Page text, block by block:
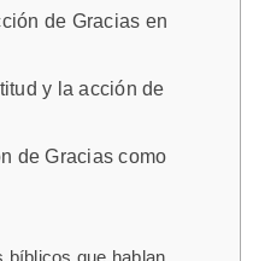
de Gracias en
y la acción de
de Gracias como